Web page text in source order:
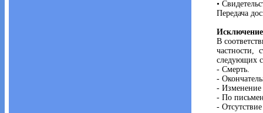
•
Передача
В
частности,
следующих
- Смерть.
-
- Изменение
- По
-